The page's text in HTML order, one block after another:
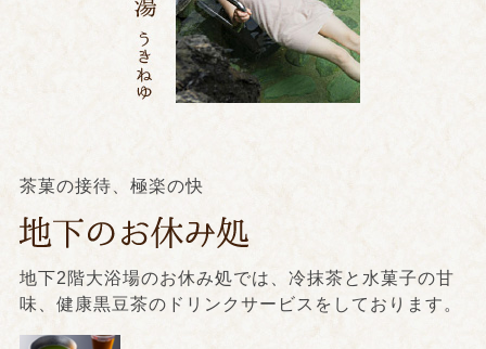
茶菓の接待、極楽の快
地下2階大浴場のお休み処では、冷抹茶と水菓子の甘
味、健康黒豆茶のドリンクサービスをしております。